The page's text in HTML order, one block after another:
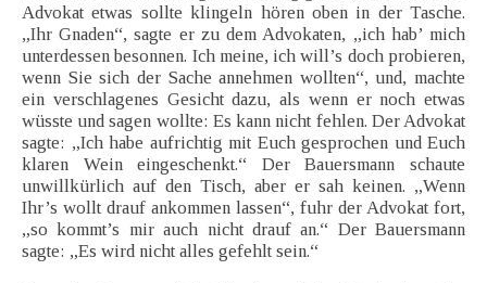
Advokat etwas sollte klingeln hören oben in der Tasche.
„Ihr Gnaden“, sagte er zu dem Advokaten, „ich hab’ mich
unterdessen besonnen. Ich meine, ich will’s doch probieren,
wenn Sie sich der Sache annehmen wollten“, und, machte
ein verschlagenes Gesicht dazu, als wenn er noch etwas
wüsste und sagen wollte: Es kann nicht fehlen. Der Advokat
sagte: „Ich habe aufrichtig mit Euch gesprochen und Euch
klaren Wein eingeschenkt.“ Der Bauersmann schaute
unwillkürlich auf den Tisch, aber er sah keinen. „Wenn
Ihr’s wollt drauf ankommen lassen“, fuhr der Advokat fort,
„so kommt’s mir auch nicht drauf an.“ Der Bauersmann
sagte: „Es wird nicht alles gefehlt sein.“